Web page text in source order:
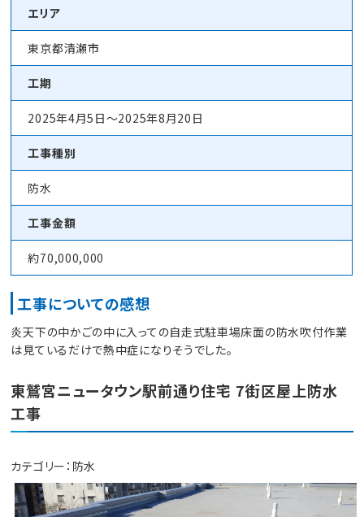
エリア
東京都清瀬市
工期
2025年4月5日～2025年8月20日
工事種別
防水
工事金額
約70,000,000
工事についての感想
炎天下の中かごの中に入っての自走式駐車場床面の防水吹付作業
は見ているだけで熱中症になりそうでした。
東鷲宮ニュータウン駅前通り住宅 7街区屋上防水
工事
カテゴリー： 防水